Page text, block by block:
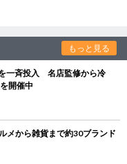
もっと見る
一斉投入 名店監修から冷
開催中
メから雑貨まで約30ブランド